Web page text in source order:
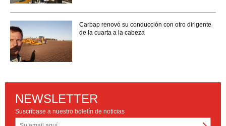
Carbap renovó su conducción con otro dirigente
de la cuarta a la cabeza
NEWSLETTER
Suscríbase a nuestro boletín de noticias